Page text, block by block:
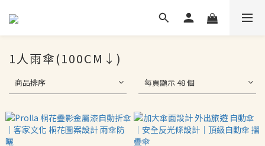
1人雨傘(100CM↓)
商品排序 每頁顯示 48 個